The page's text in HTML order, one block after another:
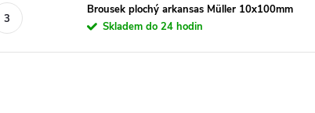
Brousek plochý arkansas Müller 10x100mm
Skladem do 24 hodin